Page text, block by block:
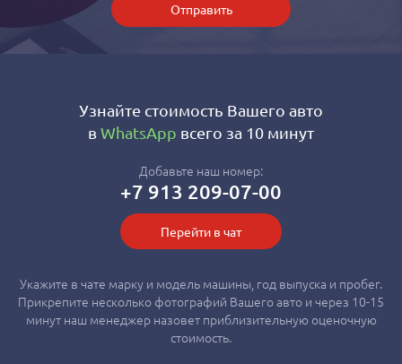
Отправить
Узнайте стоимость Вашего авто
в WhatsApp всего за 10 минут
Добавьте наш номер:
+7 913 209-07-00
Перейти в чат
Укажите в чате марку и модель машины, год выпуска и пробег.
Прикрепите несколько фотографий Вашего авто и через 10-15
минут наш менеджер назовет приблизительную оценочную
стоимость.